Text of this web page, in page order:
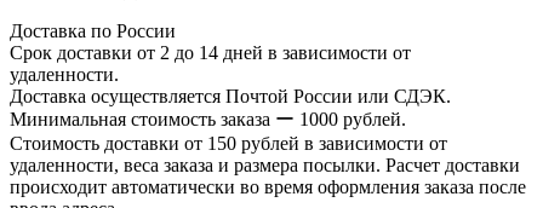
Доставка по России
Срок доставки от 2 до 14 дней в зависимости от
удаленности.
Доставка осуществляется Почтой России или СДЭК.
Минимальная стоимость заказа ー 1000 рублей.
Стоимость доставки от 150 рублей в зависимости от
удаленности, веса заказа и размера посылки. Расчет доставки
происходит автоматически во время оформления заказа после